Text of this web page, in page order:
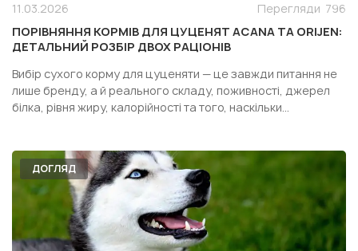
11.03.2026 Перегляди 796
ПОРІВНЯННЯ КОРМІВ ДЛЯ ЦУЦЕНЯТ ACANA ТА ORIJEN:
ДЕТАЛЬНИЙ РОЗБІР ДВОХ РАЦІОНІВ
Вибір сухого корму для цуценяти — це завжди питання не
лише бренду, а й реального складу, поживності, джерел
білка, рівня жиру, калорійності та того, наскільки
одного сегмента — Acana Puppy Recipe і Orijen Pupp...
ДОГЛЯД